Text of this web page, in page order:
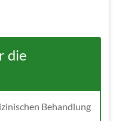
die
Behandlung